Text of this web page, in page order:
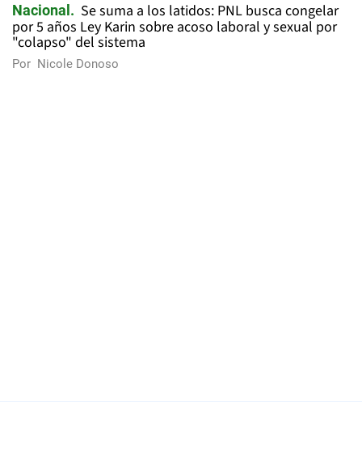
Nacional
Se suma a los latidos: PNL busca congelar
por 5 años Ley Karin sobre acoso laboral y sexual por
"colapso" del sistema
Por Nicole Donoso